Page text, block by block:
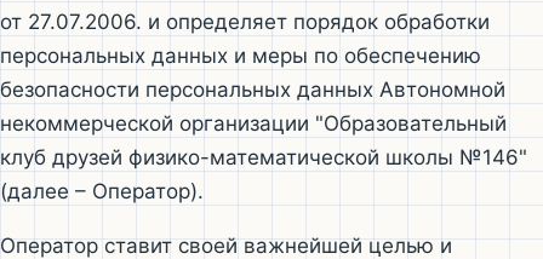
от 27.07.2006. и определяет порядок обработки
персональных данных и меры по обеспечению
безопасности персональных данных Автономной
некоммерческой организации "Образовательный
клуб друзей физико-математической школы №146"
(далее – Оператор).
Оператор ставит своей важнейшей целью и